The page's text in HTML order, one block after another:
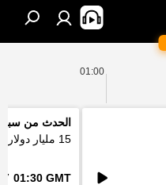
01:00
الحدث من
15 مليار دولار... كيف ستعالج اوروبا فاتورة الحرائق؟
01:30 GMT
57